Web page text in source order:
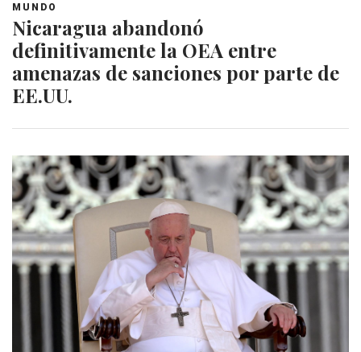
MUNDO
Nicaragua abandonó
definitivamente la OEA entre
amenazas de sanciones por parte de
EE.UU.